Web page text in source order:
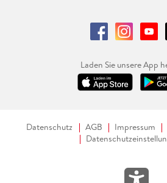
Laden Sie unsere App
Datenschutz AGB Impressum